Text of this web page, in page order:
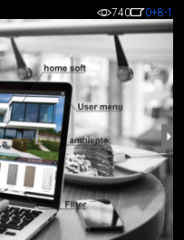
740 0+8-1